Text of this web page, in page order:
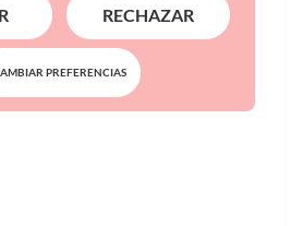
RECHAZAR
PREFERENCIAS